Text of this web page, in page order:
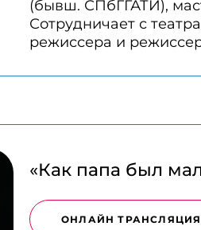
(бывш. СПбГГАТИ),
Сотрудничает с
режиссера и
«Как папа был
ОНЛАЙН ТРАНСЛЯЦИЯ